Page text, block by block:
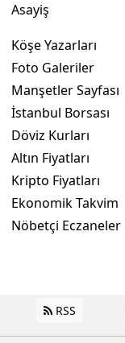
Asayiş
Köşe Yazarları
Foto Galeriler
Manşetler Sayfası
İstanbul Borsası
Döviz Kurları
Altın Fiyatları
Kripto Fiyatları
Ekonomik Takvim
Nöbetçi Eczaneler
RSS